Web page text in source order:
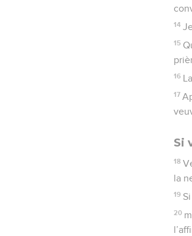
14
15
16
17
Si
18
la
19
20